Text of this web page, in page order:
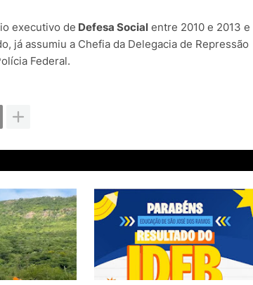
executivo de Defesa Social entre 2010 e 2013 e
já assumiu a Chefia da Delegacia de Repressão
Federal.